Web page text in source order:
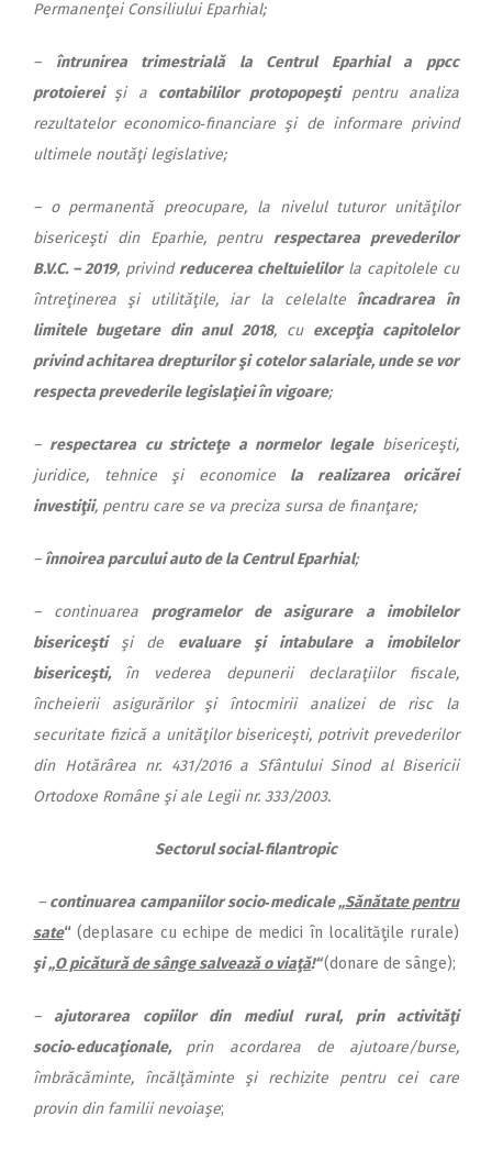
Per­manenţei Consiliului Eparhial;
– întrunirea trimestrială la Centrul Eparhial a ppcc
protoierei şi a contabililor protopopeşti pentru analiza
rezultatelor economico‑financiare şi de informare privind
ultimele noutăţi legislative;
– o permanentă preocupare, la nivelul tuturor unităţilor
bisericeşti din Eparhie, pentru respectarea prevederilor
B.V.C. – 2019, privind reducerea cheltuielilorla capitolele cu
întreţinerea şi utilităţile, iar la celelalte încadrarea
în
limitele bugetare din anul 2018, cuexcepţia capitolelor
privind achitarea drepturilor şi cotelor salariale, unde se vor
respecta prevederile legislaţiei în vigoare;
– respectarea cu stricteţe a normelor legalebisericeşti,
juridice, tehnice şi economice la realizarea oricărei
investiţii, pentru care se va preciza sursa de finanţare;
– înnoirea parcului auto de la Centrul Eparhial;
– continuarea programelor de asigurare a imobilelor
bisericeşti şi de evaluare şi intabulare a imobilelor
bisericeşti, în vederea depunerii declaraţiilor fiscale,
încheierii asigurărilor şi întocmirii analizei de risc la
securitate fizică a unităţilor bisericeşti, potrivit prevederilor
din Hotărârea nr. 431/2016 a Sfântului Sinod al Bisericii
Ortodoxe Române şi ale Legii nr. 333/2003.
Sectorul social‑filantropic
– continuarea campaniilor socio‑medicale „Sănătate pentru
sate“ (deplasare cu echipe de medici în localităţile rurale)
şi „O picătură de sânge salvează o viaţă!“(donare de sânge);
– ajutorarea copiilor din mediul rural, prin activităţi
socio‑educaţionale, prin acordarea de ajutoare/burse,
îmbrăcăminte, încălţăminte şi rechizite pentru cei care
provin din familii nevoiaşe;